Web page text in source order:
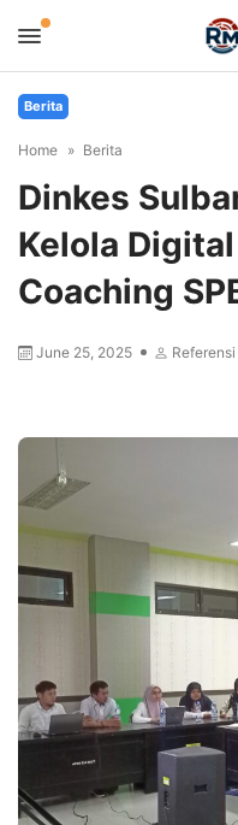
Berita
Home Berita
Dinkes
Kelola
Coaching
June 25, 2025